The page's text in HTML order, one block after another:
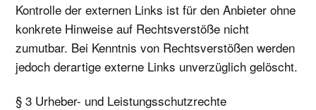
Kontrolle der externen Links ist für den Anbieter ohne
konkrete Hinweise auf Rechtsverstöße nicht
zumutbar. Bei Kenntnis von Rechtsverstößen werden
jedoch derartige externe Links unverzüglich gelöscht.
§ 3 Urheber- und Leistungsschutzrechte